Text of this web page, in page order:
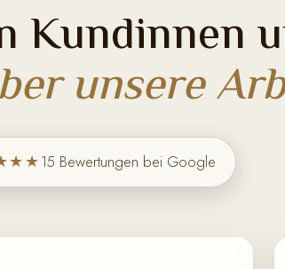
Kundinnen
unsere
15 Bewertungen bei Google